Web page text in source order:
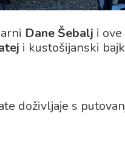
Dane Šebalj i
i kustošijanski
doživljaje s